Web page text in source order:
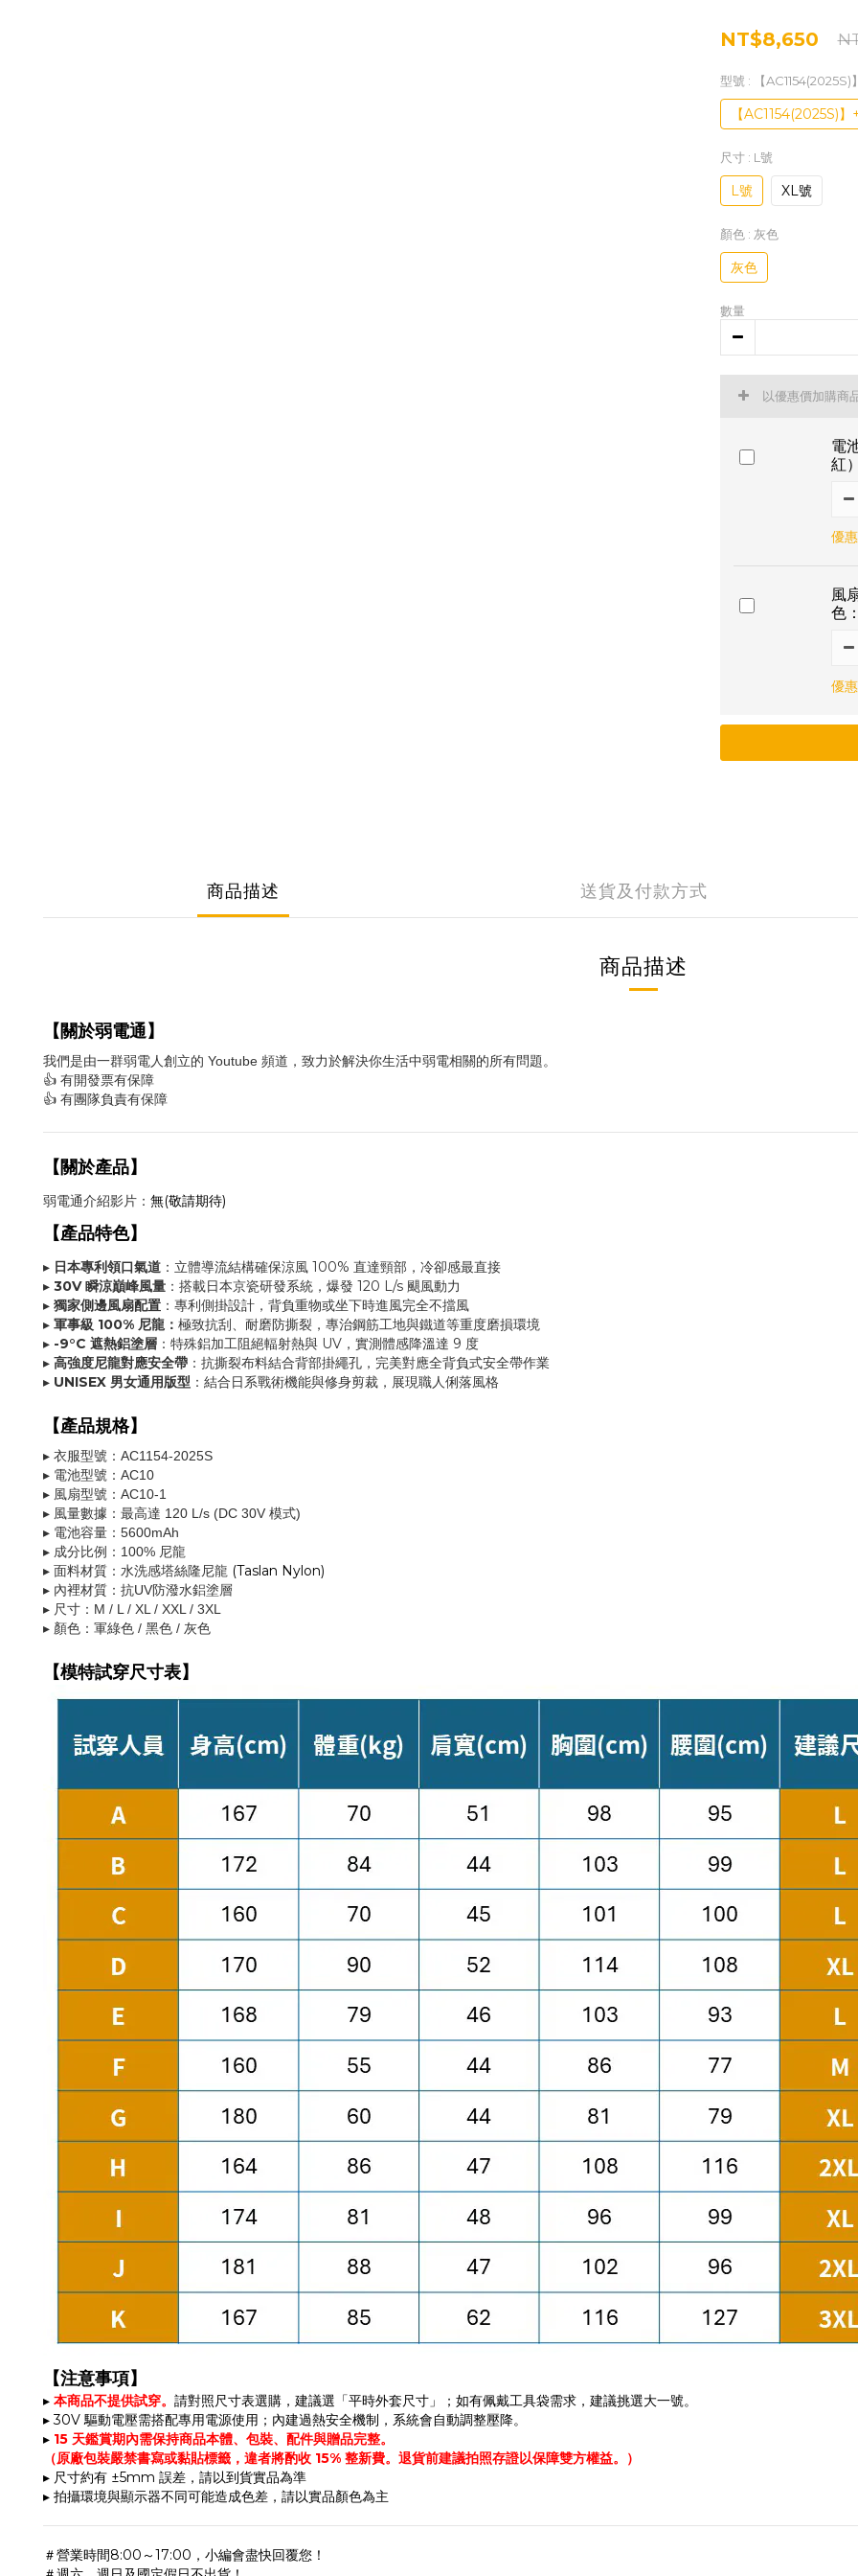
NT$8,650
型號 : 【AC1154(2025S)
【AC1154(2025S)
尺寸 : L號
L號 XL號
顏色 : 灰色
灰色
數量
以優惠價加購商
電
紅
優
風
色
優
商品描述 送貨及付款方式
商品描述
【關於弱電通】
我們是由一群弱電人創立的 Youtube 頻道，致力於解決你生活中弱電相關的所有問題。
👍 有開發票有保障
👍 有團隊負責有保障
【關於產品】
弱電通介紹影片： 無(敬請期待)
【產品特色】
▸ 日本專利領口氣道 ： 立體導流結構確保涼風 100% 直達頸部 ，冷卻感最直接
▸ 30V 瞬涼巔峰風量 ： 搭載日本京瓷研發系統，爆發 120 L/s 颶風動力
▸ 獨家側邊風扇配置 ： 專利側掛設計， 背負重物或坐下時進風完全不擋風
▸ 軍事級 100% 尼龍： 極致抗刮、耐磨防撕裂，專治鋼筋工地與鐵道等重度磨損環境
▸ -9°C 遮熱鋁塗層 ： 特殊鋁加工阻絕輻射熱與 UV，實測體感降溫達 9 度
▸ 高強度尼龍對應安全帶 ： 抗撕裂布料結合背部掛繩孔， 完美對應全背負式安全帶作業
▸ UNISEX 男女通用版型 ： 結合日系戰術機能與修身剪裁，展現職人俐落風格
【產品規格】
▸ 衣服型號：AC1154-2025S
▸ 電池型號：AC10
▸ 風扇型號：AC10-1
▸ 風量數據：最高達 120 L/s (DC 30V 模式)
▸ 電池容量：5600mAh
▸ 成分比例 ：100% 尼龍
▸ 面料材質：水洗感塔絲隆尼龍 (Taslan Nylon)
▸ 內裡材質：抗UV防潑水鋁塗層
▸ 尺寸：M / L / XL / XXL / 3XL
▸ 顏色：軍綠色 / 黑色 / 灰色
【模特試穿尺寸表】
【注意事項】
▸ 本商品不提供試穿。 請對照尺寸表選購，建議選「平時外套尺寸」；如有佩戴工具袋需求，建議挑選大一號。
▸ 30V 驅動電壓需搭配專用電源使用；內建過熱安全機制，系統會自動調整壓降。
▸ 15 天鑑賞期內需保持商品本體、包裝、配件與贈品完整。
（原廠包裝嚴禁書寫或黏貼標籤，違者將酌收 15% 整新費。退貨前建議拍照存證以保障雙方權益。）
▸ 尺寸約有 ±5mm 誤差，請以到貨實品為準
▸ 拍攝環境與顯示器不同可能造成色差，請以實品顏色為主
＃營業時間8:00～17:00，小編會盡快回覆您！